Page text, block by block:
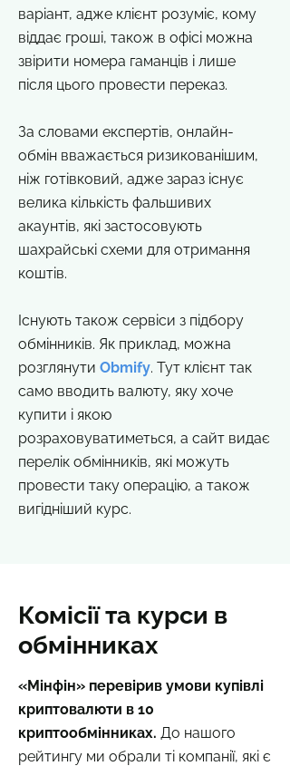
варіант, адже клієнт розуміє, кому
віддає гроші, також в офісі можна
звірити номера гаманців і лише
після цього провести переказ.
За словами експертів, онлайн-
обмін вважається ризикованішим,
ніж готівковий, адже зараз існує
велика кількість фальшивих
акаунтів, які застосовують
шахрайські схеми для отримання
коштів.
Існують також сервіси з підбору
обмінників. Як приклад, можна
розглянути Obmify. Тут клієнт так
само вводить валюту, яку хоче
купити і якою
розраховуватиметься, а сайт видає
перелік обмінників, які можуть
провести таку операцію, а також
вигідніший курс.
Комісії та курси в
обмінниках
«Мінфін» перевірив умови купівлі
криптовалюти в 10
криптообмінниках. До нашого
рейтингу ми обрали ті компанії, які є